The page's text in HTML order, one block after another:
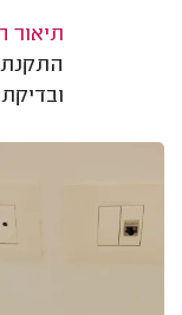
תיאור